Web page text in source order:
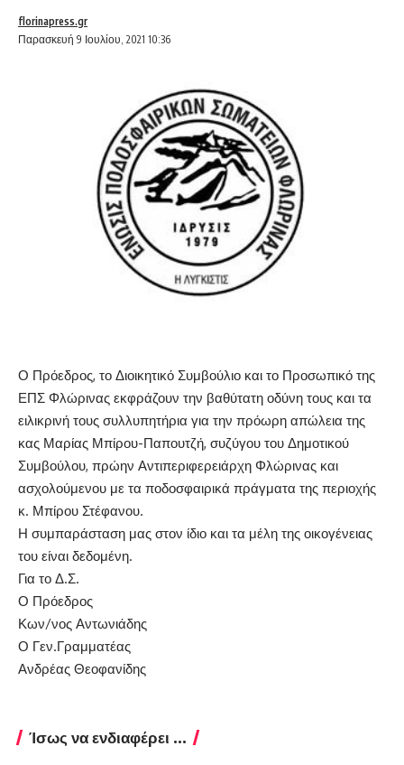
Παρασκευή 9 Ιουλίου, 2021 10:36
florinapress.gr
Ο Πρόεδρος, το Διοικητικό Συμβούλιο και το Προσωπικό της
ΕΠΣ Φλώρινας εκφράζουν την βαθύτατη οδύνη τους και τα
ειλικρινή τους συλλυπητήρια για την πρόωρη απώλεια της
κας Μαρίας Μπίρου-Παπουτζή, συζύγου του Δημοτικού
Συμβούλου, πρώην Αντιπεριφερειάρχη Φλώρινας και
ασχολούμενου με τα ποδοσφαιρικά πράγματα της περιοχής
κ. Μπίρου Στέφανου.
Η συμπαράσταση μας στον ίδιο και τα μέλη της οικογένειας
του είναι δεδομένη.
Για το Δ.Σ.
Ο Πρόεδρος
Κων/νος Αντωνιάδης
Ο Γεν.Γραμματέας
Ανδρέας Θεοφανίδης
Ίσως να ενδιαφέρει ...